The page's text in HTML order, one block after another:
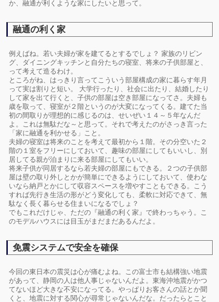
か、融通が利くような家にしたいと思って。
融通の利く家
例えばね。若い夫婦が家を建てるとするでしょ？ 家族のリビン
グ、ダイニングキッチンと自分たちの寝室、将来の子供部屋と、
って考えて造るわけ。
ところがね、はっきり言ってこういう部屋構成の家に暮らす年月
って実は割りと短い。 大学行ったり、社会に出たり、結婚したり
して家を出て行くと、子供の部屋は空き部屋になってさ。夫婦も
歳を取って、寝室が２階というのが大変になってくる。建てた当
初の間取りが理想的に感じるのは、せいぜい１４～５年なんだ
よ。これは無駄だな～と思って。それで考えたのがさっき言った
「家に融通を利かせる」こと。
夫婦の寝室は将来のことを考えて最初から１階。その分空いた２
階の１室をフリーにしておいて、趣味の部屋にしてもいいし、別
居してる親が泊まりに来る部屋にしてもいい。
将来子供が同居するなら若夫婦の部屋にもできる。２つの子供部
屋は壁の取り外しとかが簡単にできるようにしておいて、使わな
いなら納戸とかにして収容スペースを増やすこともできる。こう
すれば先行き生活の形がどう変化しても、柔軟に対応できて、無
駄なく長く暮らせる住まいになるでしょ？
でもこれだけじゃ、ただの『融通の利く家』で終わっちゃう。こ
のモデルハウスには目玉がまだまだあるんだよ。
免震システムで安全を確保
今回の東日本の震災は心が痛むよね。この富士市も結構強い地震
があって、静岡の人は他人事じゃないんだよ。東海沖地震がかつ
てないほど大きな不安になってる。やっぱりお客さんの話とか聞
くと、地震に対する関心が尋常じゃないんだな。だったらとこと